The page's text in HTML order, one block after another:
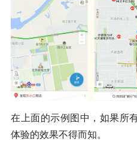
在上面的示例图中，如果所
体验的效果不得而知。